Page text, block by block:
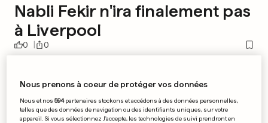
Nabli Fekir n'ira finalement pas
à Liverpool
0 0
Le Mullerthal a encore été
touché par les intempéries
0 0
Nous prenons à coeur de protéger vos données
Nous et nos594partenaires stockons et accédons à des données personnelles,
telles que des données de navigation ou des identifiants uniques, sur votre
appareil. Si vous sélectionnez J'accepte, les technologies de suivi prendront en